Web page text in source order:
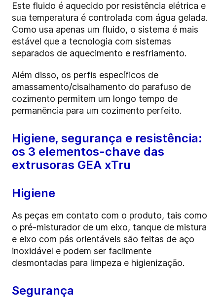
Este fluido é aquecido por resistência elétrica e
sua temperatura é controlada com água gelada.
Como usa apenas um fluido, o sistema é mais
estável que a tecnologia com sistemas
separados de aquecimento e resfriamento.
Além disso, os perfis específicos de
amassamento/cisalhamento do parafuso de
cozimento permitem um longo tempo de
permanência para um cozimento perfeito.
Higiene, segurança e resistência:
os 3 elementos-chave das
extrusoras GEA xTru
Higiene
As peças em contato com o produto, tais como
o pré-misturador de um eixo, tanque de mistura
e eixo com pás orientáveis são feitas de aço
inoxidável e podem ser facilmente
desmontadas para limpeza e higienização.
Segurança